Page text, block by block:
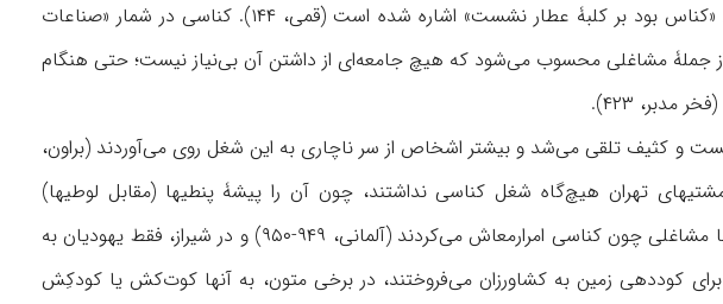
، به وزارت شخصی نالایق با تمثیل «کناس بود بر کلبۀ عطار نشست» اشاره شده است (قمی، ۱۴۴). کناسی در شمار «صناعات
شده، که برخلاف طبـع آدمی‌ است (نصیرالدین، ۲۱۲)؛ اما از جملۀ مشاغلی محسوب می‌شود که هیچ جامعه‌ای از داشتن آن بی‌نیاز نیست؛ حتى هنگام
۴۲۳).
کناسی از اصناف مهم، اما پست و کثیف تلقی می‌شد و بیشتر اشخاص از سر ناچاری به این شغل روی می‌آوردند (براون،
به تصریح مستوفی، داش‌مشتیهای تهران هیچ‌گاه شغل کناسی نداشتند، چون آن را پیشۀ پنطیها (مقابل لوطیها)
می‌دانستند (۱/ ۴۰۹). در سدۀ ۱۰ ق/ ۱۶ م، یهودیان کم‌بضاعت اصفهان با مشاغلی چون کناسی امرارمعاش می‌کردند (آلمانی، ۹۴۹-۹۵۰) و در شیراز، فقط یهودیان به
ازآنجا‌که کناسان فضولات را برای کوددهی زمین به کشاورزان می‌فروختند، در برخی متون، به آنها کوت‌کش یا کودکِش